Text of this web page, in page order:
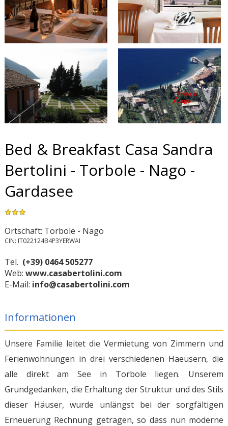
Bed & Breakfast Casa Sandra
Bertolini - Torbole - Nago -
Gardasee
Ortschaft: Torbole - Nago
CIN: IT022124B4P3YERWAI
Tel. (+39) 0464 505277
Web: www.casabertolini.com
E-Mail: info@casabertolini.com
Informationen
Unsere Familie leitet die Vermietung von Zimmern und
Ferienwohnungen in drei verschiedenen Haeusern, die
alle direkt am See in Torbole liegen. Unserem
Grundgedanken, die Erhaltung der Struktur und des Stils
dieser Häuser, wurde unlängst bei der sorgfältigen
Erneuerung Rechnung getragen, so dass nun moderne